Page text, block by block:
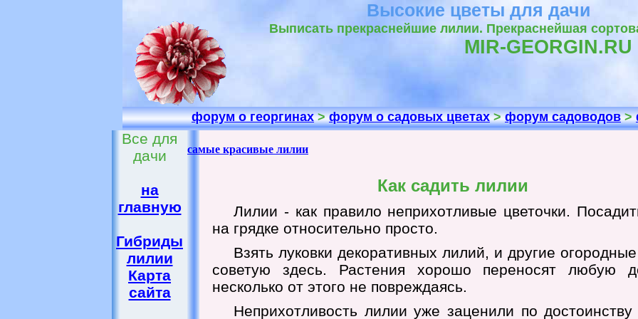
Высокие цветы для дачи
Выписать прекраснейшие лилии. Прекраснейшая
MIR-GEORGIN.RU
форум о георгинах>форум о садовых цветах>форум садоводов>
Все для
дачи
на
главную
Гибриды
лилии
Карта
сайта
самые красивые лилии
Как садить лилии
Лилии - как правило неприхотливые цветочки.
на грядке относительно просто.
Взять луковки декоративных лилий, и другие
советую здесь. Растения хорошо переносят любую
несколько от этого не повреждаясь.
Неприхотливость лилии уже заценили по достоинству